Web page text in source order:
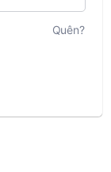
Quên?